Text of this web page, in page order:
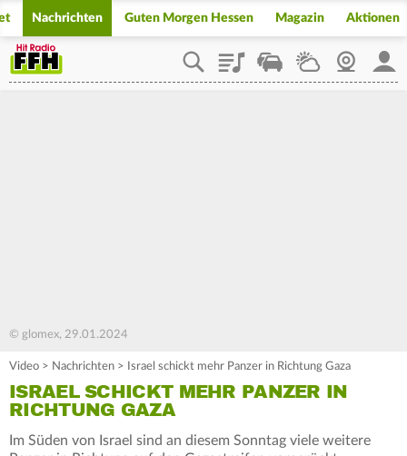
Nachrichten Guten Morgen Hessen Magazin Aktionen
PlaylistStaupilotWetterWebcam
© glomex, 29.01.2024
Video > Nachrichten > Israel schickt mehr Panzer in Richtung Gaza
ISRAEL SCHICKT MEHR PANZER IN
RICHTUNG GAZA
Im Süden von Israel sind an diesem Sonntag viele weitere